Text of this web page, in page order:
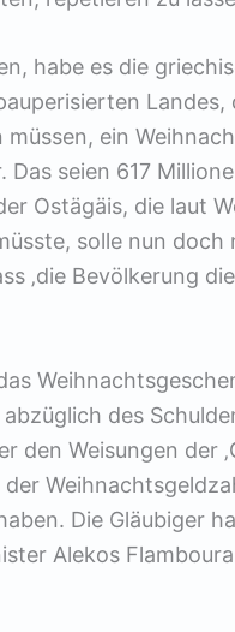
habe es die
ein
Das seien 617
Ostägäis, die laut
solle nun doch
‚die Bevölkerung
des
den Weisungen der
Die Gläubiger
Alekos